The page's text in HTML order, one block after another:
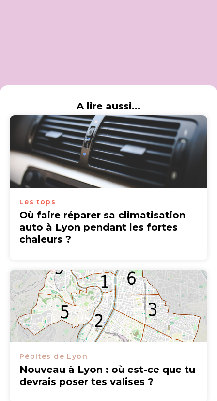
A lire aussi...
Les tops
Où faire réparer sa climatisation
auto à Lyon pendant les fortes
chaleurs ?
Pépites de Lyon
Nouveau à Lyon : où est-ce que tu
devrais poser tes valises ?